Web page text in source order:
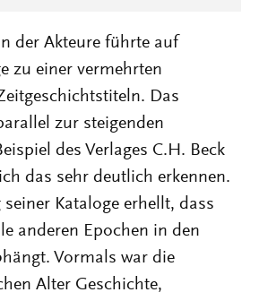
der Akteure führte auf
zu einer vermehrten
Das
zur steigenden
des Verlages C.H. Beck
das sehr deutlich erkennen.
seiner Kataloge erhellt, dass
anderen Epochen in den
Vormals war die
Alter Geschichte,